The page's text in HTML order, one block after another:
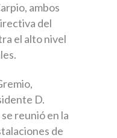
ambos
del
el alto nivel
D.
reunió en la
de